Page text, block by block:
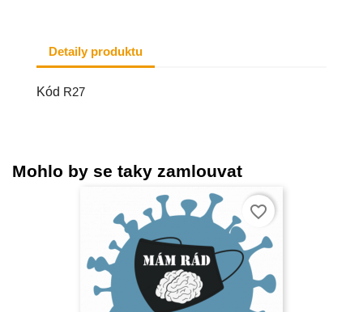
Detaily produktu
Kód R27
Mohlo by se taky zamlouvat
favorite_border